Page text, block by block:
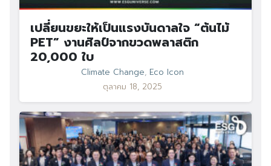
เปลี่ยนขยะให้เป็นแรงบันดาลใจ “ต้นไม้
PET” งานศิลป์จากขวดพลาสติก
20,000 ใบ
Climate Change, Eco Icon
ตุลาคม 18, 2025